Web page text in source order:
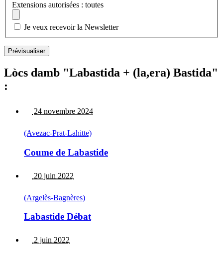
Extensions autorisées : toutes
Je veux recevoir la Newsletter
Lòcs damb "Labastida + (la,era) Bastida"
:
24 novembre 2024
(Avezac-Prat-Lahitte)
Coume de Labastide
20 juin 2022
(Argelès-Bagnères)
Labastide Débat
2 juin 2022